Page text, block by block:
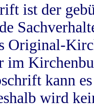
ist der
Original-
im
kann
wird